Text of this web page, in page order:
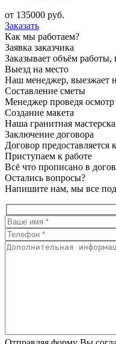
от 135000 руб.
Заказать
Как мы работаем?
Заявка заказчика
Заказывает объём работы,
Выезд на место
Наш менеджер, выезжает
Составление сметы
Менеджер проведя осмотр
Создание макета
Наша гранитная
Заключение договора
Договор
Приступаем к работе
Всё что прописано в
Остались вопросы?
Напишите нам, мы все